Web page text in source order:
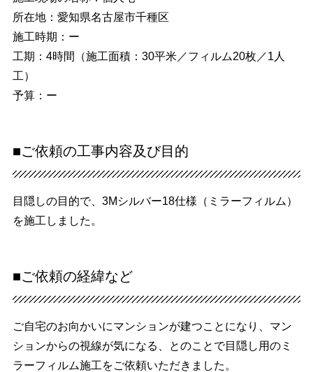
所在地：愛知県名古屋市千種区
施工時期：ー
工期：4時間（施工面積：30平米／フィルム20枚／1人
工）
予算：ー
■ご依頼の工事内容及び目的
目隠しの目的で、3Mシルバー18仕様（ミラーフィルム）
を施工しました。
■ご依頼の経緯など
ご自宅のお向かいにマンションが建つことになり、マン
ションからの視線が気になる、とのことで目隠し用のミ
ラーフィルム施工をご依頼いただきました。